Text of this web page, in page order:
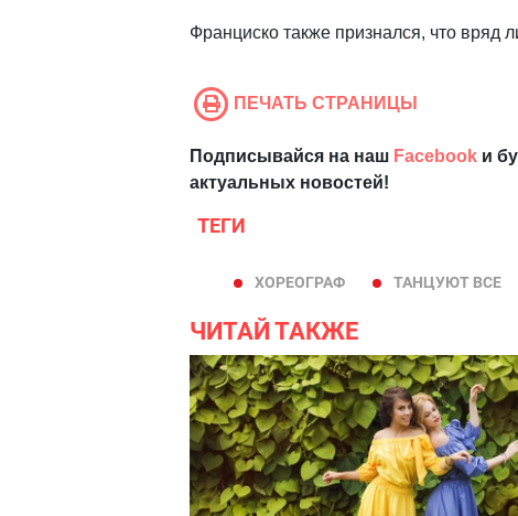
Франциско также признался, что вряд
ПЕЧАТЬ СТРАНИЦЫ
Подписывайся на наш Facebook и
актуальных новостей!
ТЕГИ
ХОРЕОГРАФ ТАНЦУЮТ ВСЕ
ЧИТАЙ ТАКЖЕ